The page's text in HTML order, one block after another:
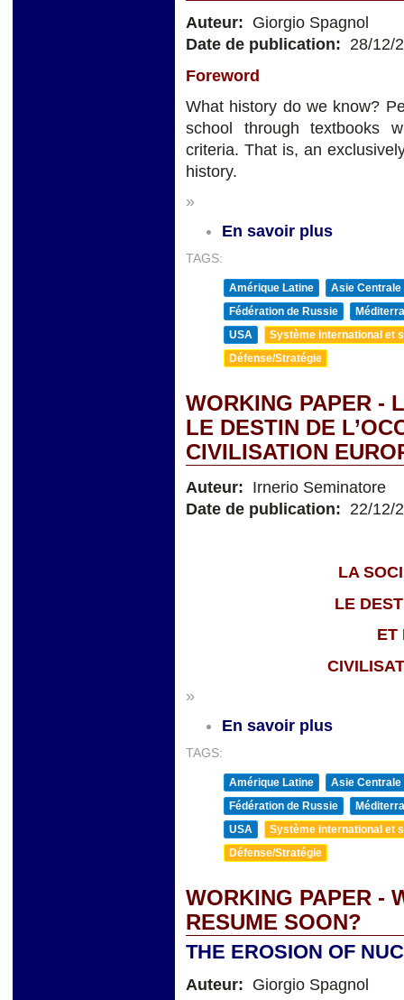
Auteur: Giorgio Spagnol
Date de publication: 28/12/
Foreword
What history do we know?
school through textbooks
criteria. That is, an
history.
»
En savoir plus
TAGS:
Amérique Latine
Asie Centrale
Fédération de Russie
USA
Système international et
Défense/Stratégie
WORKING PAPER -
LE DESTIN DE
CIVILISATION
Auteur: Irnerio Seminatore
Date de publication: 22/12/
LA
LE
ET
»
En savoir plus
TAGS:
Amérique Latine
Asie Centrale
Fédération de Russie
USA
Système international et
Défense/Stratégie
WORKING PAPER -
RESUME SOON?
THE EROSION OF
Auteur: Giorgio Spagnol